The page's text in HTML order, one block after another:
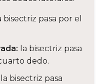
bisectriz pasa por el
la bisectriz pasa
dedo.
la bisectriz pasa